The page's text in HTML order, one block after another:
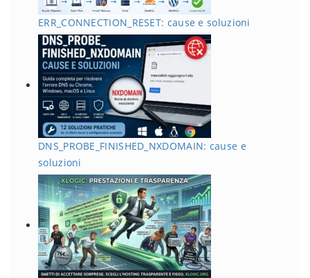
ERR_CONNECTION_RESET: cause e soluzioni
DNS_PROBE_FINISHED_NXDOMAIN: cause e
soluzioni